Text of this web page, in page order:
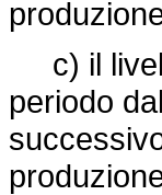
c) il
periodo